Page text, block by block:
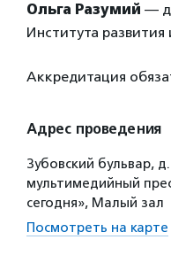
Ольга Разумий —
Института развития
Аккредитация
Адрес проведения
Зубовский бульвар,
мультимедийный
сегодня», Малый зал
Посмотреть на карте